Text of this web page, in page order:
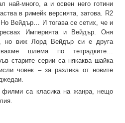
най-много, а и освен него готини
в римейк версията, затова. R2
Но Вейдър… И тогава се сетих, че и
Империята и Вейдър. Оня
но виж Лорд Вейдър си е друга
шлема по тетрадките…
старите серии са някаква шайка
човек – за разлика от новите
филми са класика на жанра, нещо